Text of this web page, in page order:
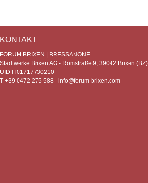
KONTAKT
FORUM BRIXEN | BRESSANONE
Stadtwerke Brixen AG - Romstraße 9, 39042 Brixen (BZ)
UID IT01717730210
T +39 0472 275 588 - info@forum-brixen.com